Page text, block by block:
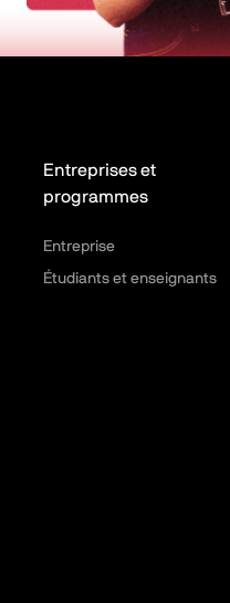
Entreprises et
programmes
Entreprise
Étudiants et enseignants